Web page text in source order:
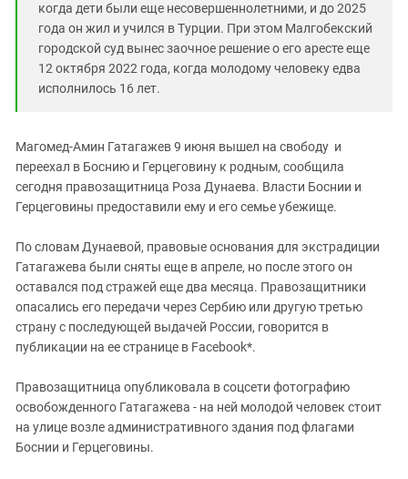
когда дети были еще несовершеннолетними, и до 2025
года он жил и учился в Турции. При этом Малгобекский
городской суд вынес заочное решение о его аресте еще
12 октября 2022 года, когда молодому человеку едва
исполнилось 16 лет.
Магомед-Амин Гатагажев 9 июня вышел на свободу и
переехал в Боснию и Герцеговину к родным, сообщила
сегодня правозащитница Роза Дунаева. Власти Боснии и
Герцеговины предоставили ему и его семье убежище.
По словам Дунаевой, правовые основания для экстрадиции
Гатагажева были сняты еще в апреле, но после этого он
оставался под стражей еще два месяца. Правозащитники
опасались его передачи через Сербию или другую третью
страну с последующей выдачей России, говорится в
публикации на ее странице в Facebook*.
Правозащитница опубликовала в соцсети фотографию
освобожденного Гатагажева - на ней молодой человек стоит
на улице возле административного здания под флагами
Боснии и Герцеговины.